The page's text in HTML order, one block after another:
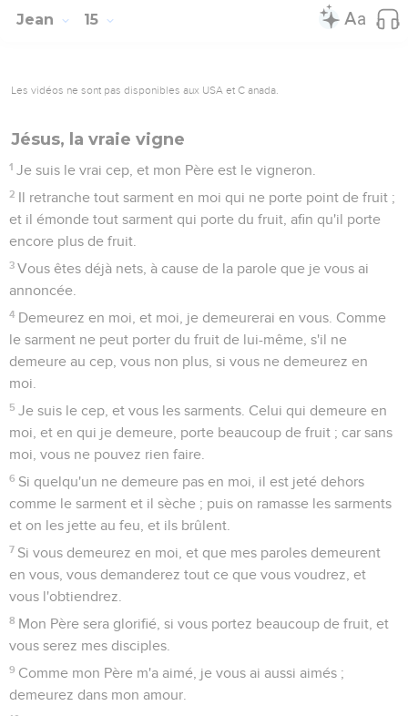
Jean 15
Les vidéos ne sont pas disponibles aux USA et C anada.
Jésus, la vraie vigne
1 Je suis le vrai cep, et mon Père est le vigneron.
2 Il retranche tout sarment en moi qui ne porte point de fruit ;
et il émonde tout sarment qui porte du fruit, afin qu'il porte
encore plus de fruit.
3 Vous êtes déjà nets, à cause de la parole que je vous ai
annoncée.
4 Demeurez en moi, et moi, je demeurerai en vous. Comme
le sarment ne peut porter du fruit de lui-même, s'il ne
demeure au cep, vous non plus, si vous ne demeurez en
moi.
5 Je suis le cep, et vous les sarments. Celui qui demeure en
moi, et en qui je demeure, porte beaucoup de fruit ; car sans
moi, vous ne pouvez rien faire.
6 Si quelqu'un ne demeure pas en moi, il est jeté dehors
comme le sarment et il sèche ; puis on ramasse les sarments
et on les jette au feu, et ils brûlent.
7 Si vous demeurez en moi, et que mes paroles demeurent
en vous, vous demanderez tout ce que vous voudrez, et
vous l'obtiendrez.
8 Mon Père sera glorifié, si vous portez beaucoup de fruit, et
vous serez mes disciples.
9 Comme mon Père m'a aimé, je vous ai aussi aimés ;
demeurez dans mon amour.